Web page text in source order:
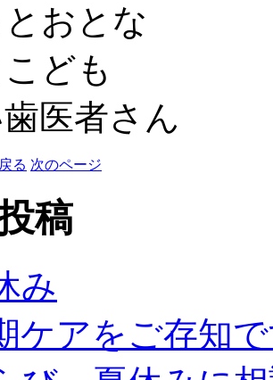
おとな
ども
医者さん
る 次のページ
稿
み
ケアをご存知